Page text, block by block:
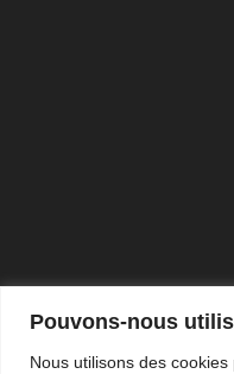
Pouvons-nous
Nous utilisons des